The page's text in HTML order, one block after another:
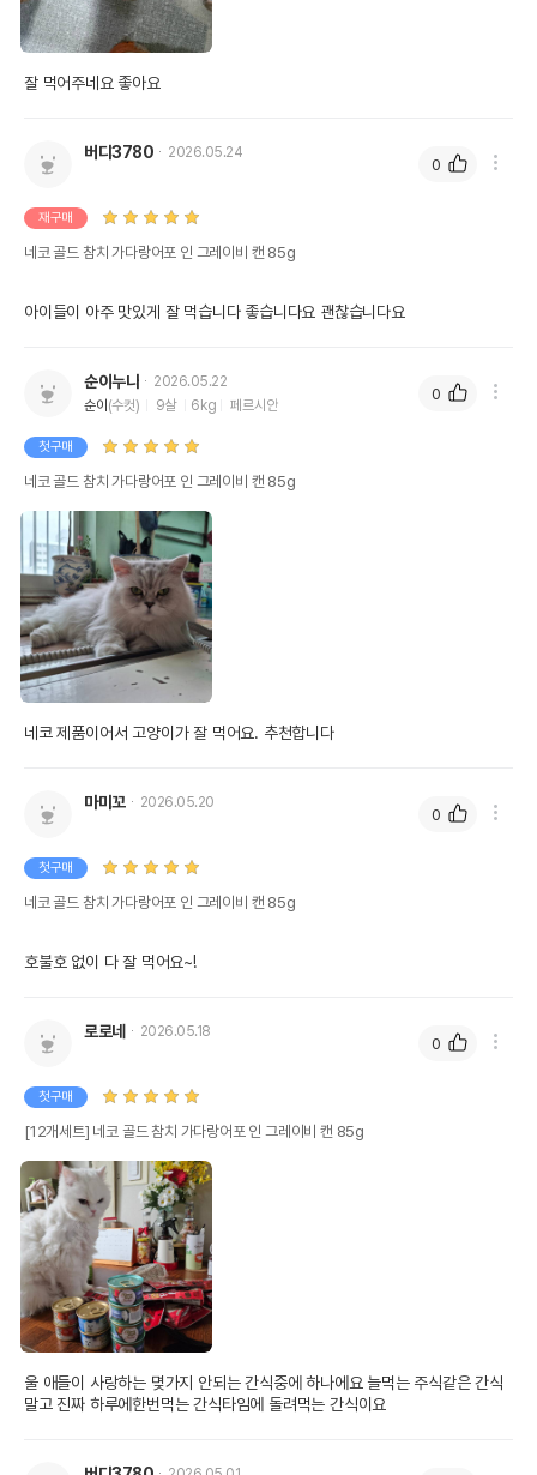
잘 먹어주네요 좋아요
버디3780 2026.05.24
재구매
네코 골드 참치 가다랑어포 인 그레이비 캔 85g
아이들이 아주 맛있게 잘 먹습니다 좋습니다요 괜찮습니다요
0
순이누나
2026.05.22
순이 (수컷) 9살 6kg 페르시안
첫구매
네코 골드 참치 가다랑어포 인 그레이비 캔 85g
네코 제품이어서 고양이가 잘 먹어요. 추천합니다
0
마미꼬 2026.05.20
첫구매
네코 골드 참치 가다랑어포 인 그레이비 캔 85g
호불호 없이 다 잘 먹어요~!
0
로로네 2026.05.18
첫구매
[12개세트] 네코 골드 참치 가다랑어포 인 그레이비 캔 85g
울 애들이 사랑하는 몆가지 안되는 간식중에 하나에요 늘먹는 주식같은 간식
말고 진짜 하루에한번먹는 간식타임에 돌려먹는 간식이요
0